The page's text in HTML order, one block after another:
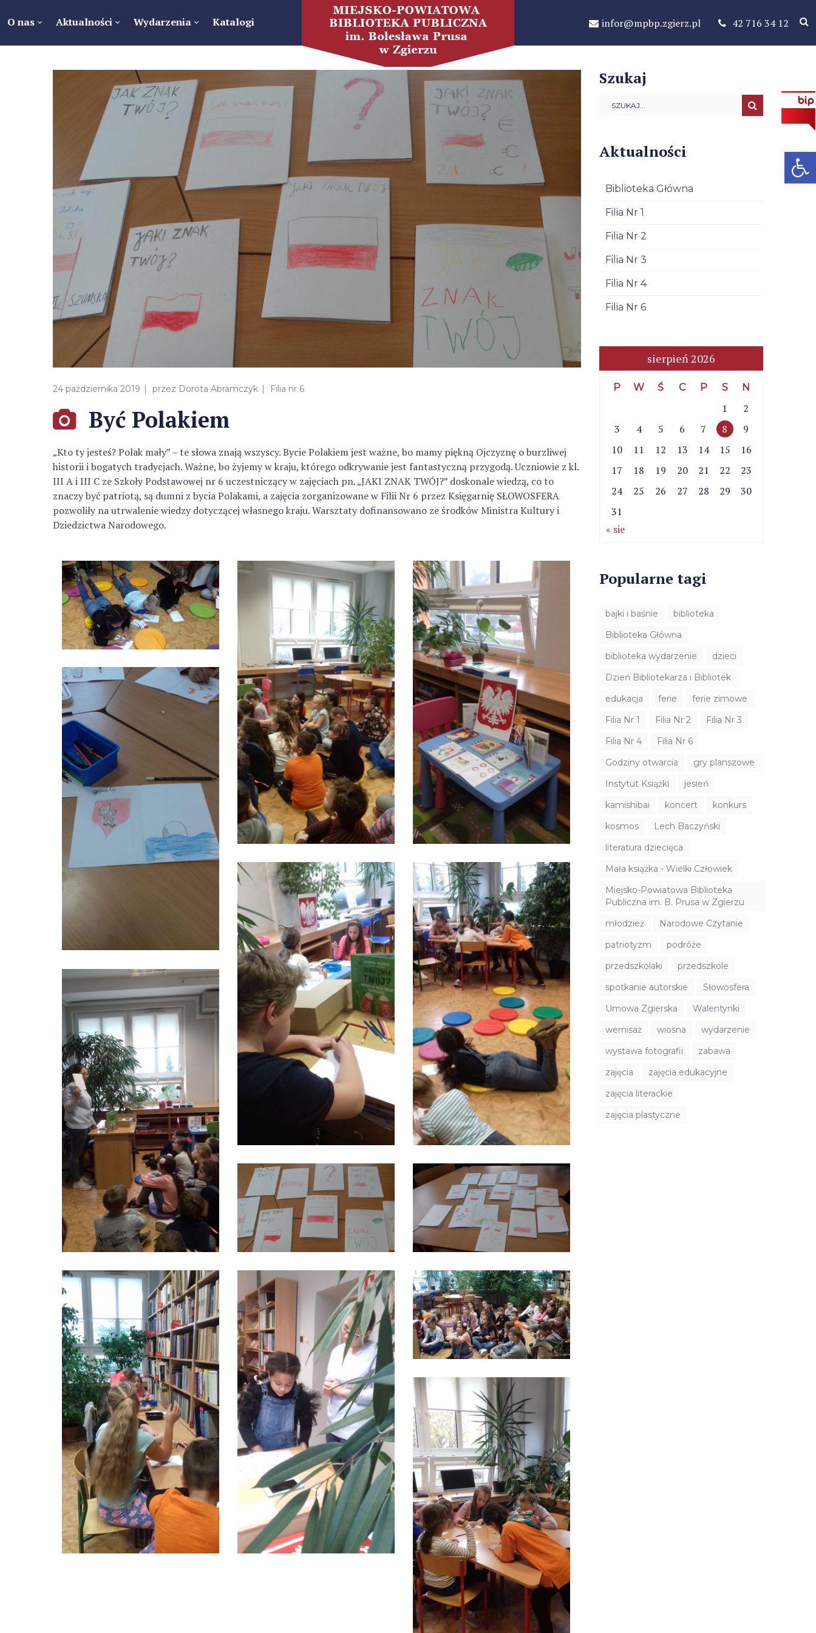
O nas Aktualności Wydarzenia Katalogi infor@mpbp.zgierz.pl 42 716 34 12
24 października 2019 przez Dorota Abramczyk Filia nr 6
Być Polakiem
„Kto ty jesteś? Polak mały” – te słowa znają wszyscy. Bycie Polakiem jest ważne, bo mamy piękną Ojczyznę o burzliwej
historii i bogatych tradycjach. Ważne, bo żyjemy w kraju, którego odkrywanie jest fantastyczną przygodą. Uczniowie z kl.
III A i III C ze Szkoły Podstawowej nr 6 uczestniczący w zajęciach pn. „JAKI ZNAK TWÓJ?” doskonale wiedzą, co to
znaczy być patriotą, są dumni z bycia Polakami, a zajęcia zorganizowane w Filii Nr 6 przez Księgarnię SŁOWOSFERA
pozwoliły na utrwalenie wiedzy dotyczącej własnego kraju. Warsztaty dofinansowano ze środków Ministra Kultury i
Dziedzictwa Narodowego.
Szukaj
Aktualności
Biblioteka Główna
Filia Nr 1
Filia Nr 2
Filia Nr 3
Filia Nr 4
Filia Nr 6
sierpień 2026
P W Ś C P S N
1
2
3
4 5 6 7 8
9
10
11 12 13 14 15
16
17
18 19 20 21 22
23
24
25 26 27 28 29
30
31
« sie
Popularne tagi
bajki i baśnie
biblioteka
Biblioteka Główna
biblioteka wydarzenie
dzieci
Dzień Bibliotekarza i Bibliotek
edukacja
ferie
ferie zimowe
Filia Nr 1
Filia Nr 2
Filia Nr 3
Filia Nr 4
Filia Nr 6
Godziny otwarcia
gry planszowe
Instytut Książki
jesień
kamishibai
koncert
konkurs
kosmos
Lech Baczyński
literatura dziecięca
Mała książka - Wielki Człowiek
Miejsko-Powiatowa Biblioteka
Publiczna im. B. Prusa w Zgierzu
młodzież
Narodowe Czytanie
patriotyzm
podróże
przedszkolaki
przedszkole
spotkanie autorskie
Słowosfera
Umowa Zgierska
Walentynki
wernisaż
wiosna
wydarzenie
wystawa fotografii
zabawa
zajęcia
zajęcia edukacyjne
zajęcia literackie
zajęcia plastyczne